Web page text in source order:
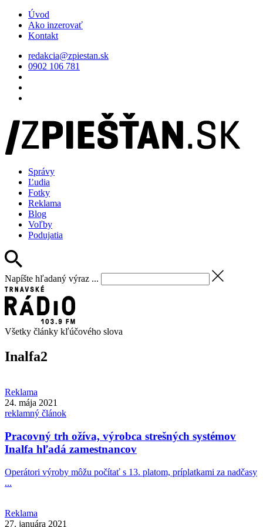
Úvod
Ako inzerovať
Kontakt
redakcia@zpiestan.sk
0902 106 781
Správy
Ľudia
Fotky
Reklama
Blog
Voľby
Podujatia
Napíšte hľadaný výraz ...
Všetky články kľúčového slova
Inalfa2
Reklama
24. mája 2021
reklamný článok
Pracovný trh ožíva, výrobca strešných systémov
Inalfa hľadá zamestnancov
Operátori výroby môžu počítať s 13. platom, príplatkami za nadčasy
...
Reklama
27. januára 2021